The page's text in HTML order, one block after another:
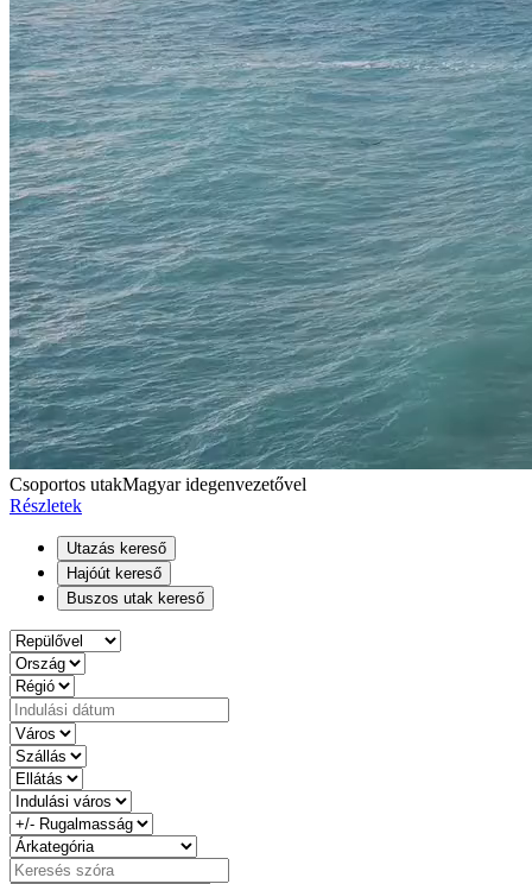
Csoportos utakMagyar idegenvezetővel
Részletek
Utazás kereső
Hajóút kereső
Buszos utak kereső